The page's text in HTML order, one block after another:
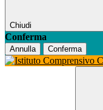
Chiudi
Conferma
Annulla Conferma